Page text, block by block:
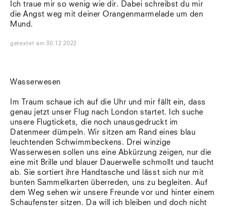
Ich traue mir so wenig wie dir. Dabei schreibst du mir
die Angst weg mit deiner Orangenmarmelade um den
Mund.
getextet am30.12.2022
Wasserwesen
Im Traum schaue ich auf die Uhr und mir fällt ein, dass
genau jetzt unser Flug nach London startet. Ich suche
unsere Flugtickets, die noch unausgedruckt im
Datenmeer dümpeln. Wir sitzen am Rand eines blau
leuchtenden Schwimmbeckens. Drei winzige
Wasserwesen sollen uns eine Abkürzung zeigen, nur die
eine mit Brille und blauer Dauerwelle schmollt und taucht
ab. Sie sortiert ihre Handtasche und lässt sich nur mit
bunten Sammelkarten überreden, uns zu begleiten. Auf
dem Weg sehen wir unsere Freunde vor und hinter einem
Schaufenster sitzen. Da will ich bleiben und doch nicht